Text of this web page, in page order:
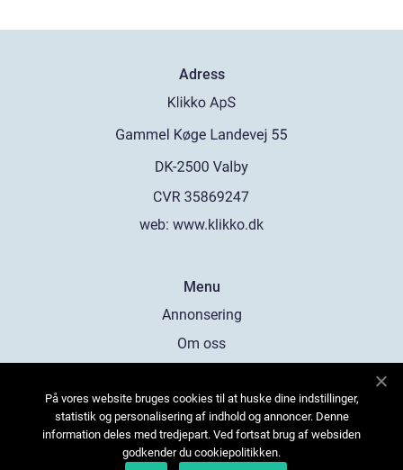
Adress
web: www.klikko.dk
Menu
Annonsering
Om oss
Kontakta oss
Sitemap
På vores website bruges cookies til at huske dine indstillinger,
statistik og personalisering af indhold og annoncer. Denne
information deles med tredjepart. Ved fortsat brug af websiden
godkender du cookiepolitikken.